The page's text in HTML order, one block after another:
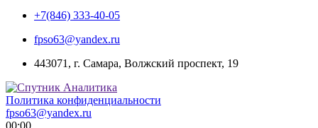
+7(846) 333-40-05
fpso63@yandex.ru
443071, г. Самара, Волжский проспект, 19
Политика конфиденциальности
fpso63@yandex.ru
00:00